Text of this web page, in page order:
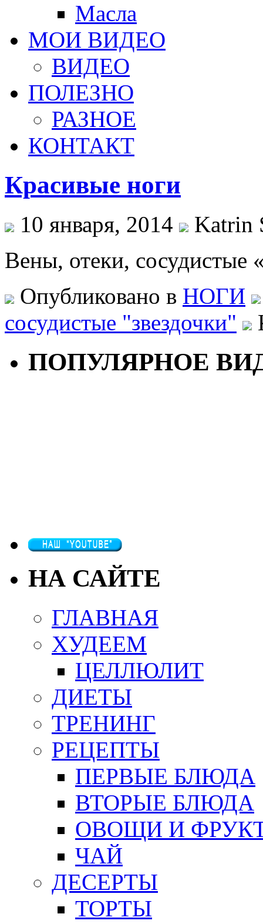
Масла
МОИ ВИДЕО
ВИДЕО
ПОЛЕЗНО
РАЗНОЕ
КОНТАКТ
Красивые ноги
10 января, 2014
Katrin
Вены, отеки, сосудистые
Опубликовано в НОГИ
сосудистые "звездочки"
ПОПУЛЯРНОЕ
НА САЙТЕ
ГЛАВНАЯ
ХУДЕЕМ
ЦЕЛЛЮЛИТ
ДИЕТЫ
ТРЕНИНГ
РЕЦЕПТЫ
ПЕРВЫЕ БЛЮДА
ВТОРЫЕ БЛЮДА
ОВОЩИ И
ЧАЙ
ДЕСЕРТЫ
ТОРТЫ